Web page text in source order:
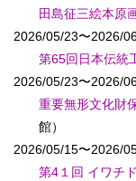
田島征三絵本
2026/05/23〜2026/
第65回日本伝統
2026/05/23〜2026/
重要無形文化
館）
2026/05/15〜2026/
第4１回 イワチ